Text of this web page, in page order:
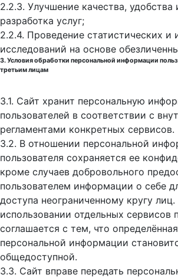
2.2.3. Улучшение качества, удобства
разработка услуг;
2.2.4. Проведение статистических и
исследований на основе
3. Условия обработки персональной информации
третьим лицам
3.1. Сайт хранит персональную
пользователей в соответствии с
регламентами конкретных сервисов.
3.2. В отношении персональной
пользователя сохраняется ее
кроме случаев добровольного
пользователем информации о себе
доступа неограниченному кругу
использовании отдельных сервисов
соглашается с тем, что
персональной информации
общедоступной.
3.3. Сайт вправе передать